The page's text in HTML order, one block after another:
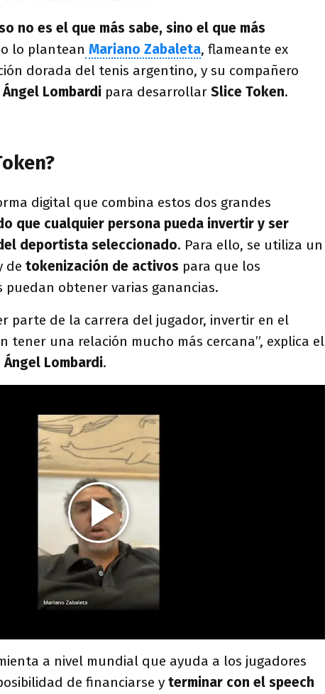
no es el que más sabe, sino el que más
lo plantean Mariano Zabaleta, flameante ex
dorada del tenis argentino, y su compañero
Ángel Lombardi para desarrollar Slice Token.
digital que combina estos dos grandes
que cualquier persona pueda invertir y ser
deportista seleccionado. Para ello, se utiliza un
de tokenización de activos para que los
puedan obtener varias ganancias.
parte de la carrera del jugador, invertir en el
tener una relación mucho más cercana”, explica el
Ángel Lombardi.
a nivel mundial que ayuda a los jugadores
de financiarse y terminar con el speech